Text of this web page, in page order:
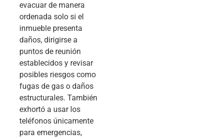
evacuar de manera
ordenada solo si el
inmueble presenta
daños, dirigirse a
puntos de reunión
establecidos y revisar
posibles riesgos como
fugas de gas o daños
estructurales. También
exhortó a usar los
teléfonos únicamente
para emergencias,